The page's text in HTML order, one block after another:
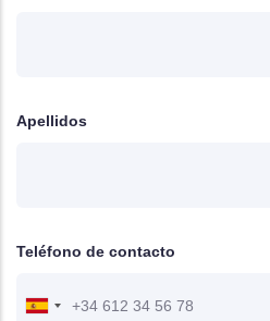
Apellidos
Teléfono de contacto